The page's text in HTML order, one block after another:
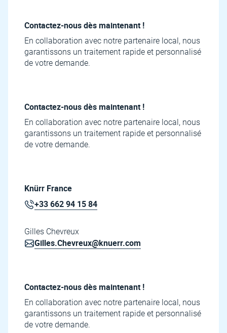
Contactez-nous dès maintenant !
En collaboration avec notre partenaire local, nous
garantissons un traitement rapide et personnalisé
de votre demande.
Contactez-nous dès maintenant !
En collaboration avec notre partenaire local, nous
garantissons un traitement rapide et personnalisé
de votre demande.
Knürr France
+33 662 94 15 84
Gilles Chevreux
Gilles.Chevreux@knuerr.com
Contactez-nous dès maintenant !
En collaboration avec notre partenaire local, nous
garantissons un traitement rapide et personnalisé
de votre demande.